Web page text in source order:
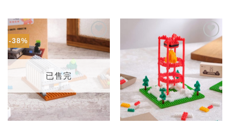
-38%
加入
「願
望輕
已售完
加入
望輕
單」